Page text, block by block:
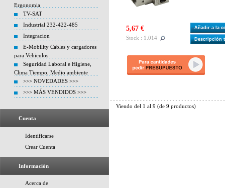
Ergonomia
TV-SAT
Industrial 232-422-485
Integracion
E-Mobility Cables y cargadores
para Vehiculos
Seguridad Laboral e Higiene,
Clima Tiempo, Medio ambiente
>>> NOVEDADES >>>
>>> MÁS VENDIDOS >>>
Cuenta
Identificarse
Crear Cuenta
Información
Acerca de
5,67 €
Stock : 1.014
Añadir a la
Descripción
Viendo del 1 al 9 (de 9 productos)